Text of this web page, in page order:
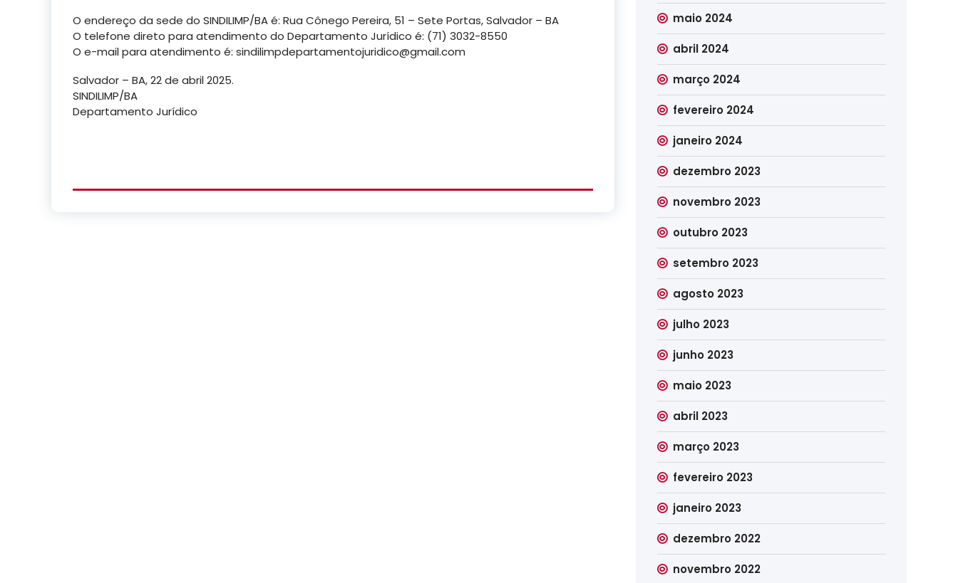
O endereço da sede do SINDILIMP/BA é: Rua Cônego Pereira, 51 – Sete Portas, Salvador – BA
O telefone direto para atendimento do Departamento Jurídico é: (71) 3032-8550
O e-mail para atendimento é: sindilimpdepartamentojuridico@gmail.com
Salvador – BA, 22 de abril 2025.
SINDILIMP/BA
Departamento Jurídico
maio 2024
abril 2024
março 2024
fevereiro 2024
janeiro 2024
dezembro 2023
novembro 2023
outubro 2023
setembro 2023
agosto 2023
julho 2023
junho 2023
maio 2023
abril 2023
março 2023
fevereiro 2023
janeiro 2023
dezembro 2022
novembro 2022